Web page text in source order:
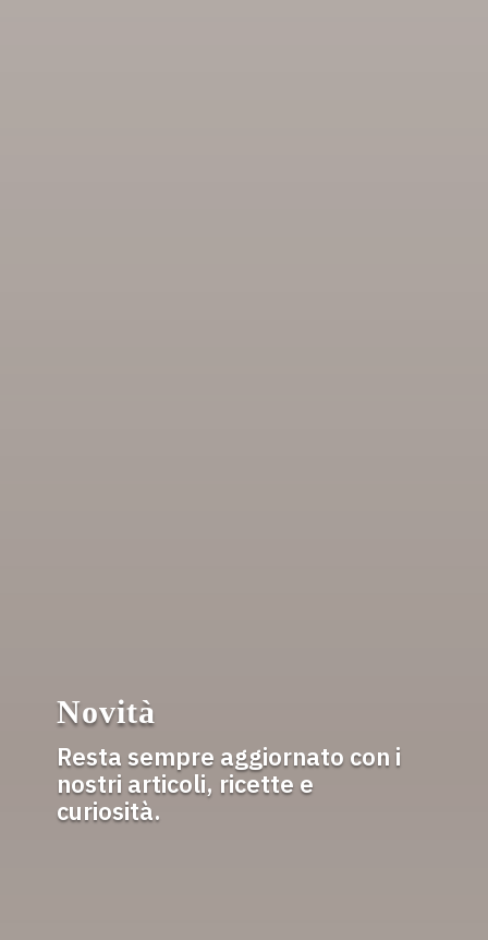
Novità
Resta sempre aggiornato con i
nostri articoli, ricette e
curiosità.